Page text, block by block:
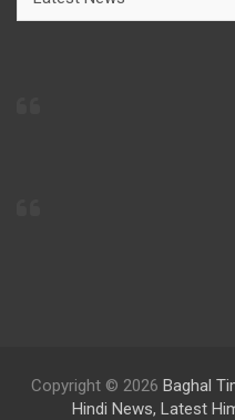
Copyright © 2026 Baghal
Hindi News, Latest